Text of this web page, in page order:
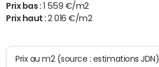
Prix bas :
1 559 €/m2
Prix haut :2 016 €/m2
Prix au m2 (source : estimations JDN)